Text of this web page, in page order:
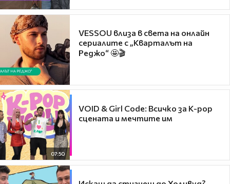
VESSOU влиза в света на онлайн
сериалите с „Кварталът на
Реджо“ 🤩🎬
07:50
VOID & Girl Code: Всичко за K-pop
сцената и мечтите им